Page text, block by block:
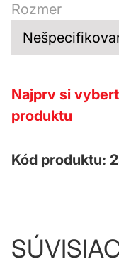
Rozmer
Najprv si
produktu
Kód produktu: